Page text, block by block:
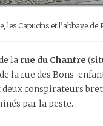
les Capucins et l’abbaye de
la rue du Chantre
la rue des Bons-
conspirateurs
par la peste.